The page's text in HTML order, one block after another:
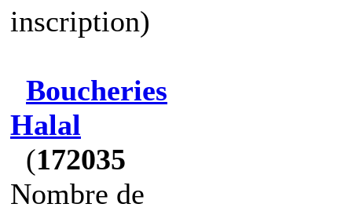
inscription)
Boucheries
Halal
(172035
Nombre de